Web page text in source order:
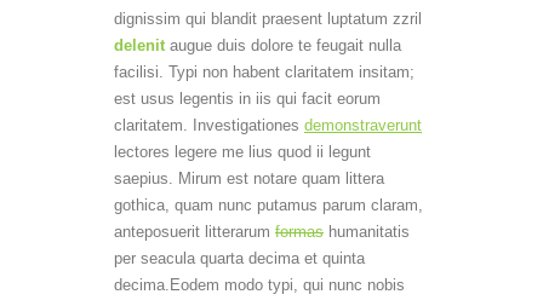
dignissim qui blandit praesent luptatum zzril
delenit augue duis dolore te feugait nulla
facilisi. Typi non habent claritatem insitam;
est usus legentis in iis qui facit eorum
claritatem. Investigationes demonstraverunt
lectores legere me lius quod ii legunt
saepius. Mirum est notare quam littera
gothica, quam nunc putamus parum claram,
anteposuerit litterarum formas humanitatis
per seacula quarta decima et quinta
decima. Eodem modo typi, qui nunc nobis